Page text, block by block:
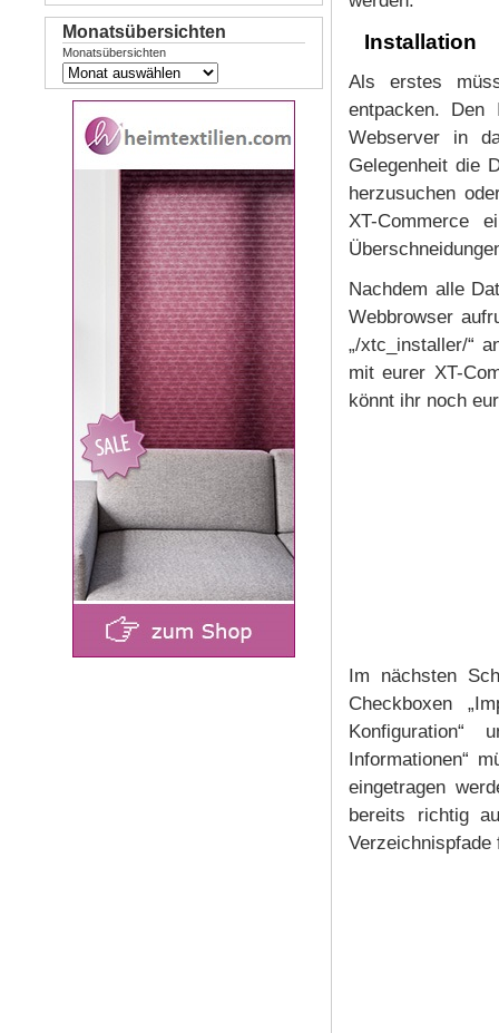
Installation
Als erstes
entpacken. Den
Webserver in
Gelegenheit die
herzusuchen
XT-Commerce
Nachdem alle
Webbrowser
„/xtc_installer/“
mit eurer XT-
könnt ihr noch
Im nächsten
Checkboxen
Informationen“
eingetragen
bereits richtig
Monatsübersichten
Monatsübersichten